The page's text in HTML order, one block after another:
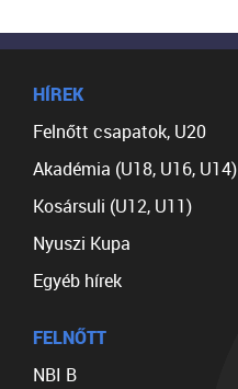
HÍREK
Felnőtt csapatok, U20
Akadémia (U18, U16, U14)
Kosársuli (U12, U11)
Nyuszi Kupa
Egyéb hírek
FELNŐTT
NBI B